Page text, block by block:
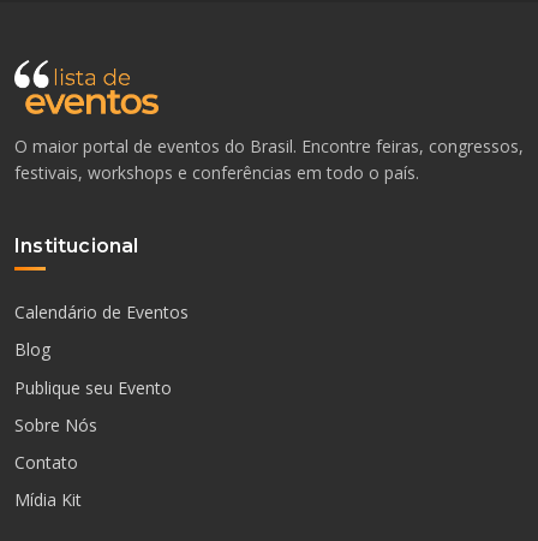
O maior portal de eventos do Brasil. Encontre feiras, congressos,
festivais, workshops e conferências em todo o país.
Institucional
Calendário de Eventos
Blog
Publique seu Evento
Sobre Nós
Contato
Mídia Kit